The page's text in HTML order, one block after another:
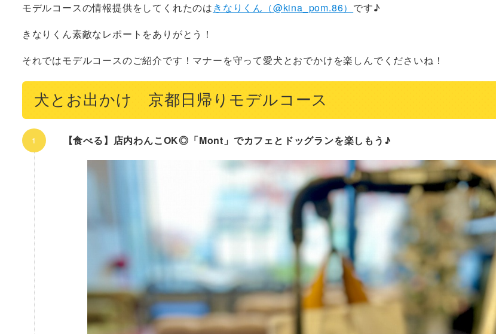
モデルコースの情報提供をしてくれたのはきなりくん（@kina_pom.86） です♪
きなりくん素敵なレポートをありがとう！
それではモデルコースのご紹介です！マナーを守って愛犬とおでかけを楽しんでくださいね！
犬とお出かけ 京都日帰りモデルコース
【食べる】店内わんこOK◎「Mont」でカフェとドッグランを楽しもう♪